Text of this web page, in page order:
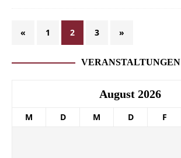
« 1 2 3 »
VERANSTALTUNGEN
August 2026
M D M D F